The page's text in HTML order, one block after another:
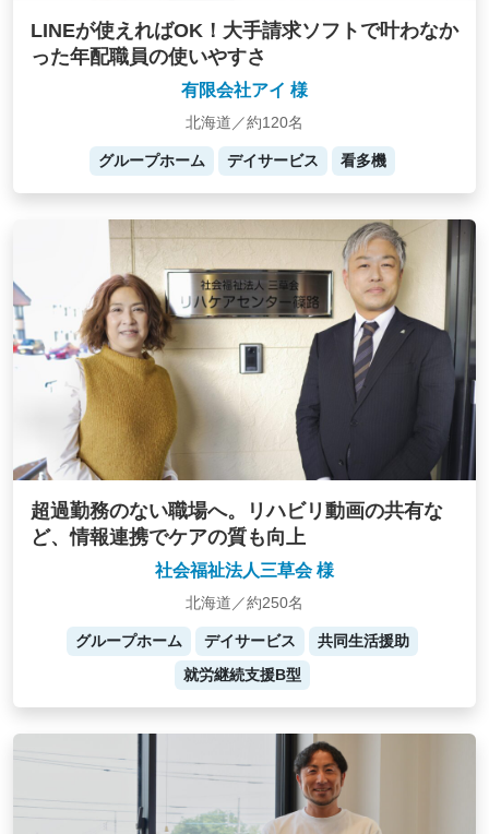
LINEが使えればOK！大手請求ソフトで叶わなか
った年配職員の使いやすさ
有限会社アイ 様
北海道／約120名
グループホーム デイサービス 看多機
超過勤務のない職場へ。リハビリ動画の共有な
ど、情報連携でケアの質も向上
社会福祉法人三草会 様
北海道／約250名
グループホーム デイサービス
共同生活援助
就労継続支援B型